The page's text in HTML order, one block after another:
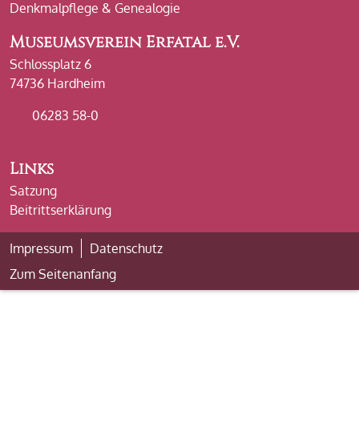
Denkmalpflege & Genealogie
Museumsverein Erfatal e.V.
Schlossplatz 6
74736 Hardheim
06283 58-0
Links
Satzung
Beitrittserklärung
Impressum
Datenschutz
Zum Seitenanfang